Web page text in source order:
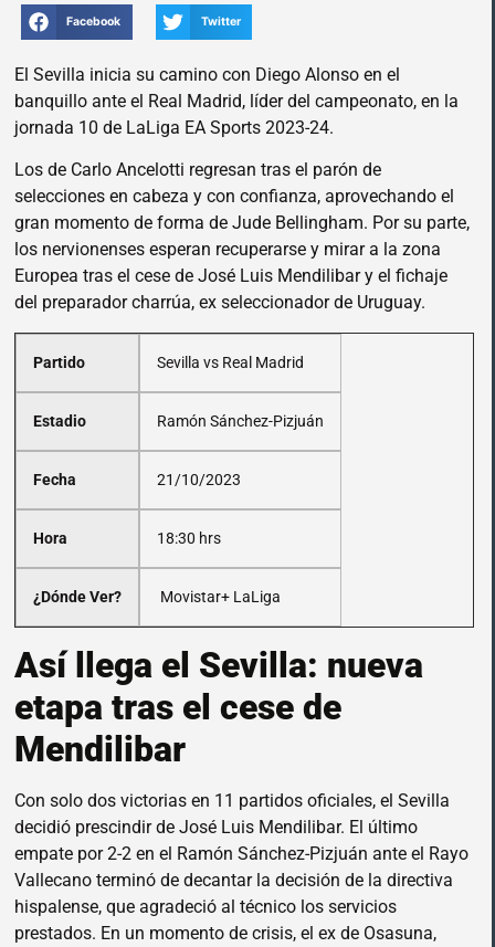
Facebook Twitter
El Sevilla inicia su camino con Diego Alonso en el
banquillo ante el Real Madrid, líder del campeonato, en la
jornada 10 de LaLiga EA Sports 2023-24.
Los de Carlo Ancelotti regresan tras el parón de
selecciones en cabeza y con confianza, aprovechando el
gran momento de forma de Jude Bellingham. Por su parte,
los nervionenses esperan recuperarse y mirar a la zona
Europea tras el cese de José Luis Mendilibar y el fichaje
del preparador charrúa, ex seleccionador de Uruguay.
Partido
Estadio
Fecha
Hora
¿Dónde Ver?
Sevilla vs Real Madrid
Ramón Sánchez-Pizjuán
21/10/2023
18:30 hrs
Movistar+ LaLiga
Así llega el Sevilla: nueva
etapa tras el cese de
Mendilibar
Con solo dos victorias en 11 partidos oficiales, el Sevilla
decidió prescindir de José Luis Mendilibar. El último
empate por 2-2 en el Ramón Sánchez-Pizjuán ante el Rayo
Vallecano terminó de decantar la decisión de la directiva
hispalense, que agradeció al técnico los servicios
prestados. En un momento de crisis, el ex de Osasuna,